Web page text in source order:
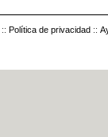
:: Política de privacidad ::